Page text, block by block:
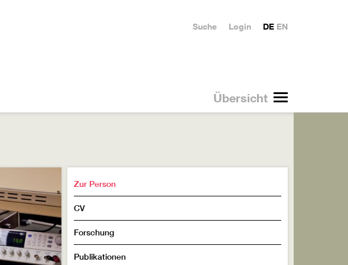
Übersicht
DE EN
Login
Suche
Zur Person
CV
Forschung
Publikationen